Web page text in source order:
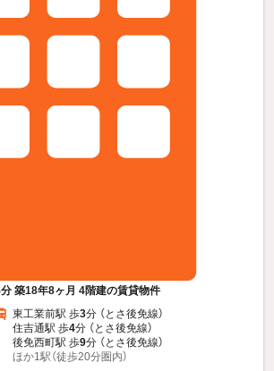
築18年8ヶ月 4階建の賃貸物件
東工業前駅 歩3分 （とさ後免線）
住吉通駅 歩4分 （とさ後免線）
後免西町駅 歩9分 （とさ後免線）
ほか1駅（徒歩20分圏内）